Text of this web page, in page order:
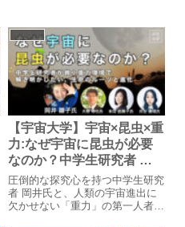
宇宙大学
【宇宙大学】宇宙×昆虫×重
力:なぜ宇宙に昆虫が必要
なのか？中学生研究者 岡
井雛子氏が解き明かした
い、微小重力環境下での生
命のルーツと進化【内閣府
圧倒的な探究心を持つ中学生研究
者 岡井氏と、人類の宇宙進出に
欠かせない「重力」の第一人者・